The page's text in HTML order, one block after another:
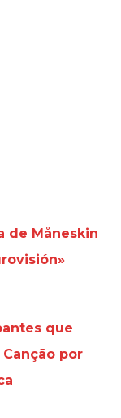
de Måneskin
que
por